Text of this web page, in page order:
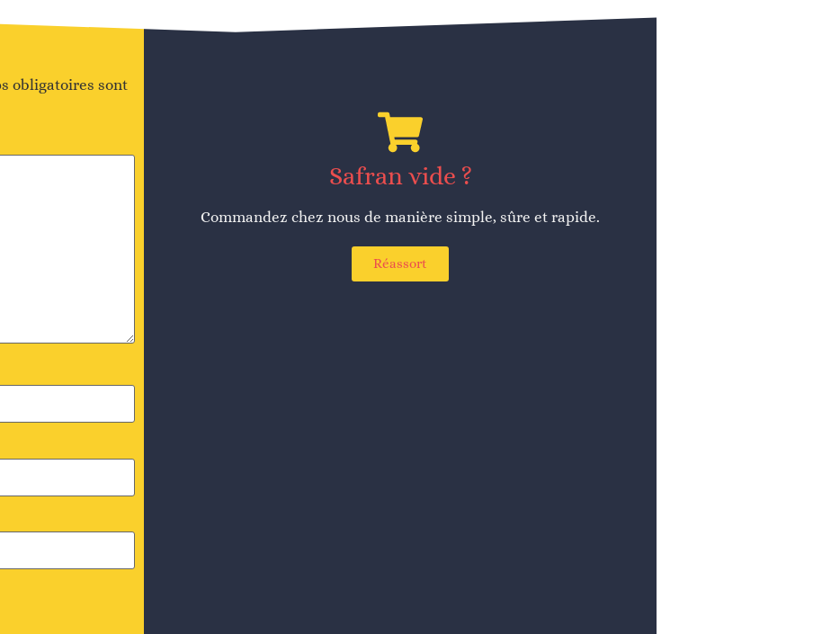
obligatoires sont
Safran vide ?
Commandez chez nous de manière simple, sûre et rapide.
Réassort